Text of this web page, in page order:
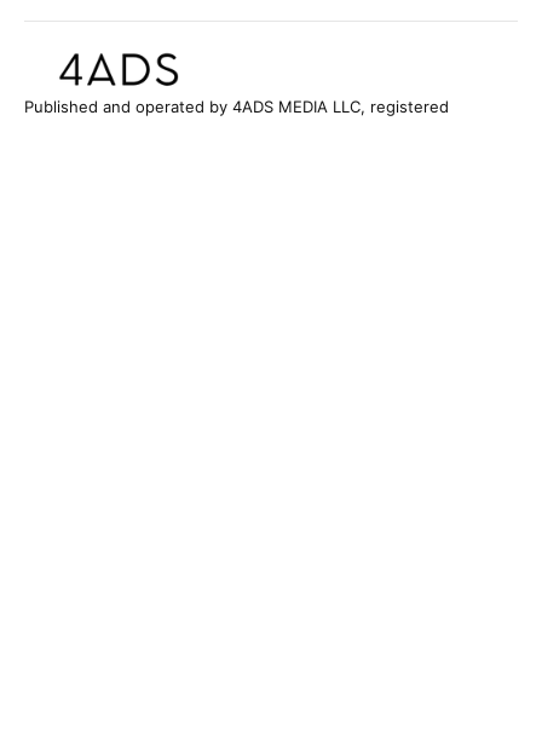
Published and operated by 4ADS MEDIA LLC, registered